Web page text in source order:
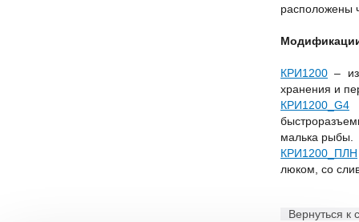
расположены
КРИ1200 –
хранения и
КРИ1200_G4
малька рыбы.
КРИ1200_ПЛН
люком, со
Вернуться к